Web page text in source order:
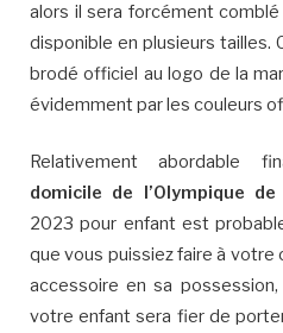
alors il sera forcément
disponible en plusieurs tailles.
brodé officiel au logo de la
évidemment par les couleurs
Relativement abordable
domicile de l’Olympique
2023 pour enfant est
que vous puissiez faire à
accessoire en sa
votre enfant sera fier de